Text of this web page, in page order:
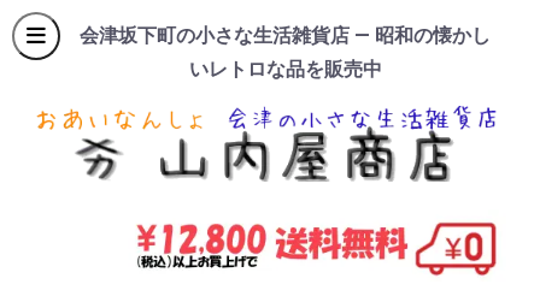
会津坂下町の小さな生活雑貨店 — 昭和の懐かし
いレトロな品を販売中